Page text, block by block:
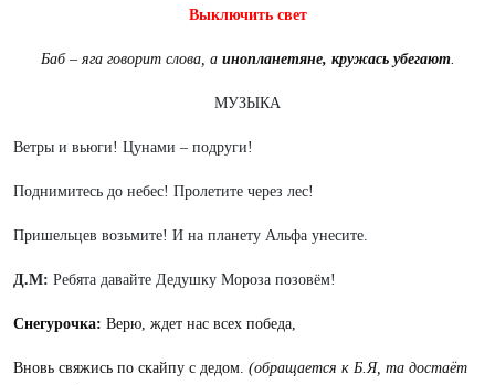
Выключить свет
Баб – яга говорит слова, а инопланетяне, кружась убегают.
МУЗЫКА
Ветры и вьюги! Цунами – подруги!
Поднимитесь до небес! Пролетите через лес!
Пришельцев возьмите! И на планету Альфа унесите.
Д.М: Ребята давайте Дедушку Мороза позовём!
Снегурочка: Верю, ждет нас всех победа,
Вновь свяжись по скайпу с дедом. (обращается к Б.Я, та достаёт